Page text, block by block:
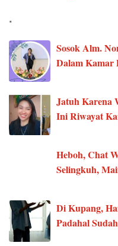
.
Sosok Alm.
Dalam Kamar
Jatuh Karena
Ini Riwayat
Heboh, Chat
Selingkuh,
Di Kupang,
Padahal